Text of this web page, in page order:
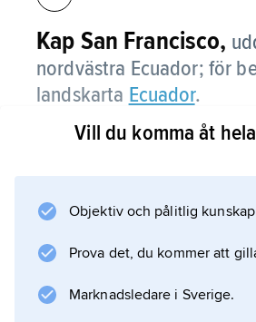
Kap San Francisco,
nordvästra Ecuador; för
landskarta Ecuador.
Information om artikeln
Vill du komma åt
Objektiv och pålitlig
Prova det, du kommer att
Marknadsledare i Sverige.